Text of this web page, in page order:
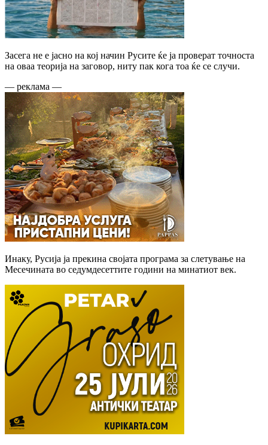
Засега не е јасно на кој начин Русите ќе ја проверат точноста
на оваа теорија на заговор, ниту пак кога тоа ќе се случи.
— реклама —
Инаку, Русија ја прекина својата програма за слетување на
Месечината во седумдесеттите години на минатиот век.